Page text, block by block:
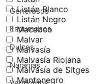
Listán Blanco
Listán Negro
Macabeo
Malvar
Malvasía
Malvasía Riojana
Malvasía de Sitges
Mantonegro
Generosos
Espumosos
Dulces
Naranjas